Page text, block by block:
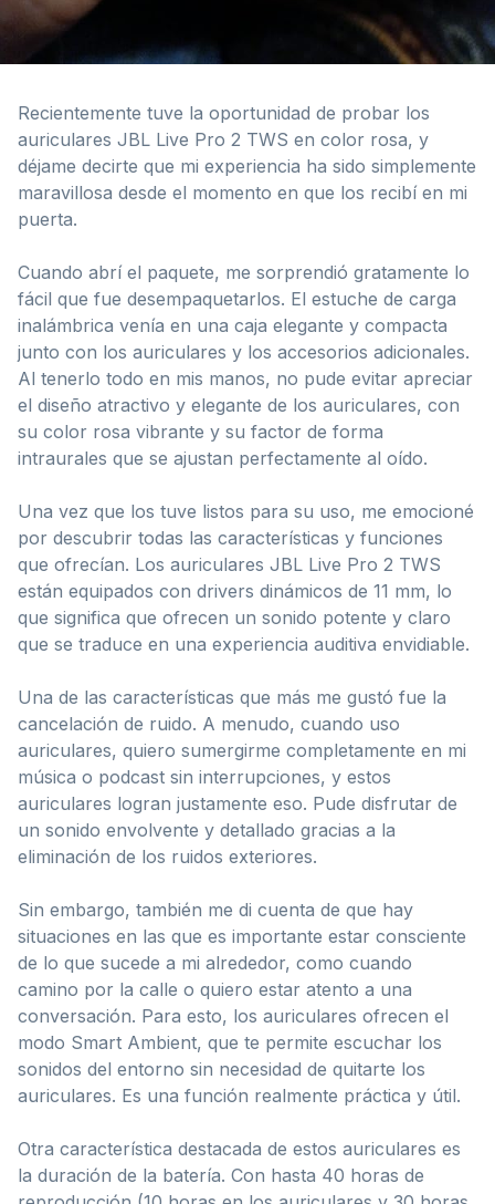
Recientemente tuve la oportunidad de probar los
auriculares JBL Live Pro 2 TWS en color rosa, y
déjame decirte que mi experiencia ha sido simplemente
maravillosa desde el momento en que los recibí en mi
puerta.
Cuando abrí el paquete, me sorprendió gratamente lo
fácil que fue desempaquetarlos. El estuche de carga
inalámbrica venía en una caja elegante y compacta
junto con los auriculares y los accesorios adicionales.
Al tenerlo todo en mis manos, no pude evitar apreciar
el diseño atractivo y elegante de los auriculares, con
su color rosa vibrante y su factor de forma
intraurales que se ajustan perfectamente al oído.
Una vez que los tuve listos para su uso, me emocioné
por descubrir todas las características y funciones
que ofrecían. Los auriculares JBL Live Pro 2 TWS
están equipados con drivers dinámicos de 11 mm, lo
que significa que ofrecen un sonido potente y claro
que se traduce en una experiencia auditiva envidiable.
Una de las características que más me gustó fue la
cancelación de ruido. A menudo, cuando uso
auriculares, quiero sumergirme completamente en mi
música o podcast sin interrupciones, y estos
auriculares logran justamente eso. Pude disfrutar de
un sonido envolvente y detallado gracias a la
eliminación de los ruidos exteriores.
Sin embargo, también me di cuenta de que hay
situaciones en las que es importante estar consciente
de lo que sucede a mi alrededor, como cuando
camino por la calle o quiero estar atento a una
conversación. Para esto, los auriculares ofrecen el
modo Smart Ambient, que te permite escuchar los
sonidos del entorno sin necesidad de quitarte los
auriculares. Es una función realmente práctica y útil.
Otra característica destacada de estos auriculares es
la duración de la batería. Con hasta 40 horas de